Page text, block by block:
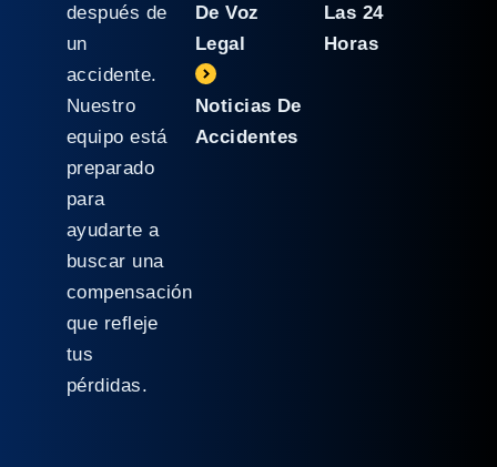
después de
un
accidente.
Nuestro
equipo está
preparado
para
ayudarte a
buscar una
compensación
que refleje
tus
pérdidas.
De Voz
Legal
Noticias De
Accidentes
Las 24
Horas